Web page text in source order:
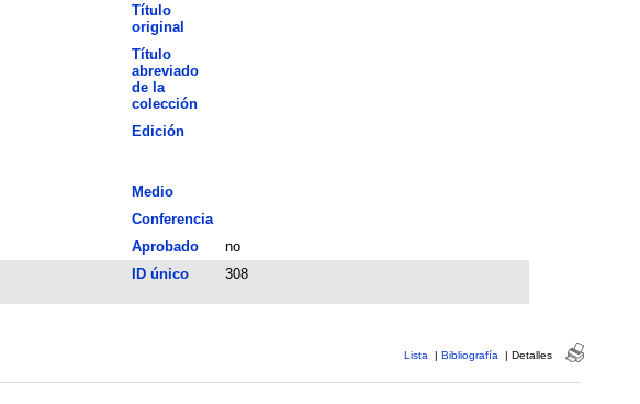
Título
original
Título
abreviado
de la
colección
Edición
Medio
Conferencia
Aprobado
no
ID único 308
Lista | Bibliografía | Detalles